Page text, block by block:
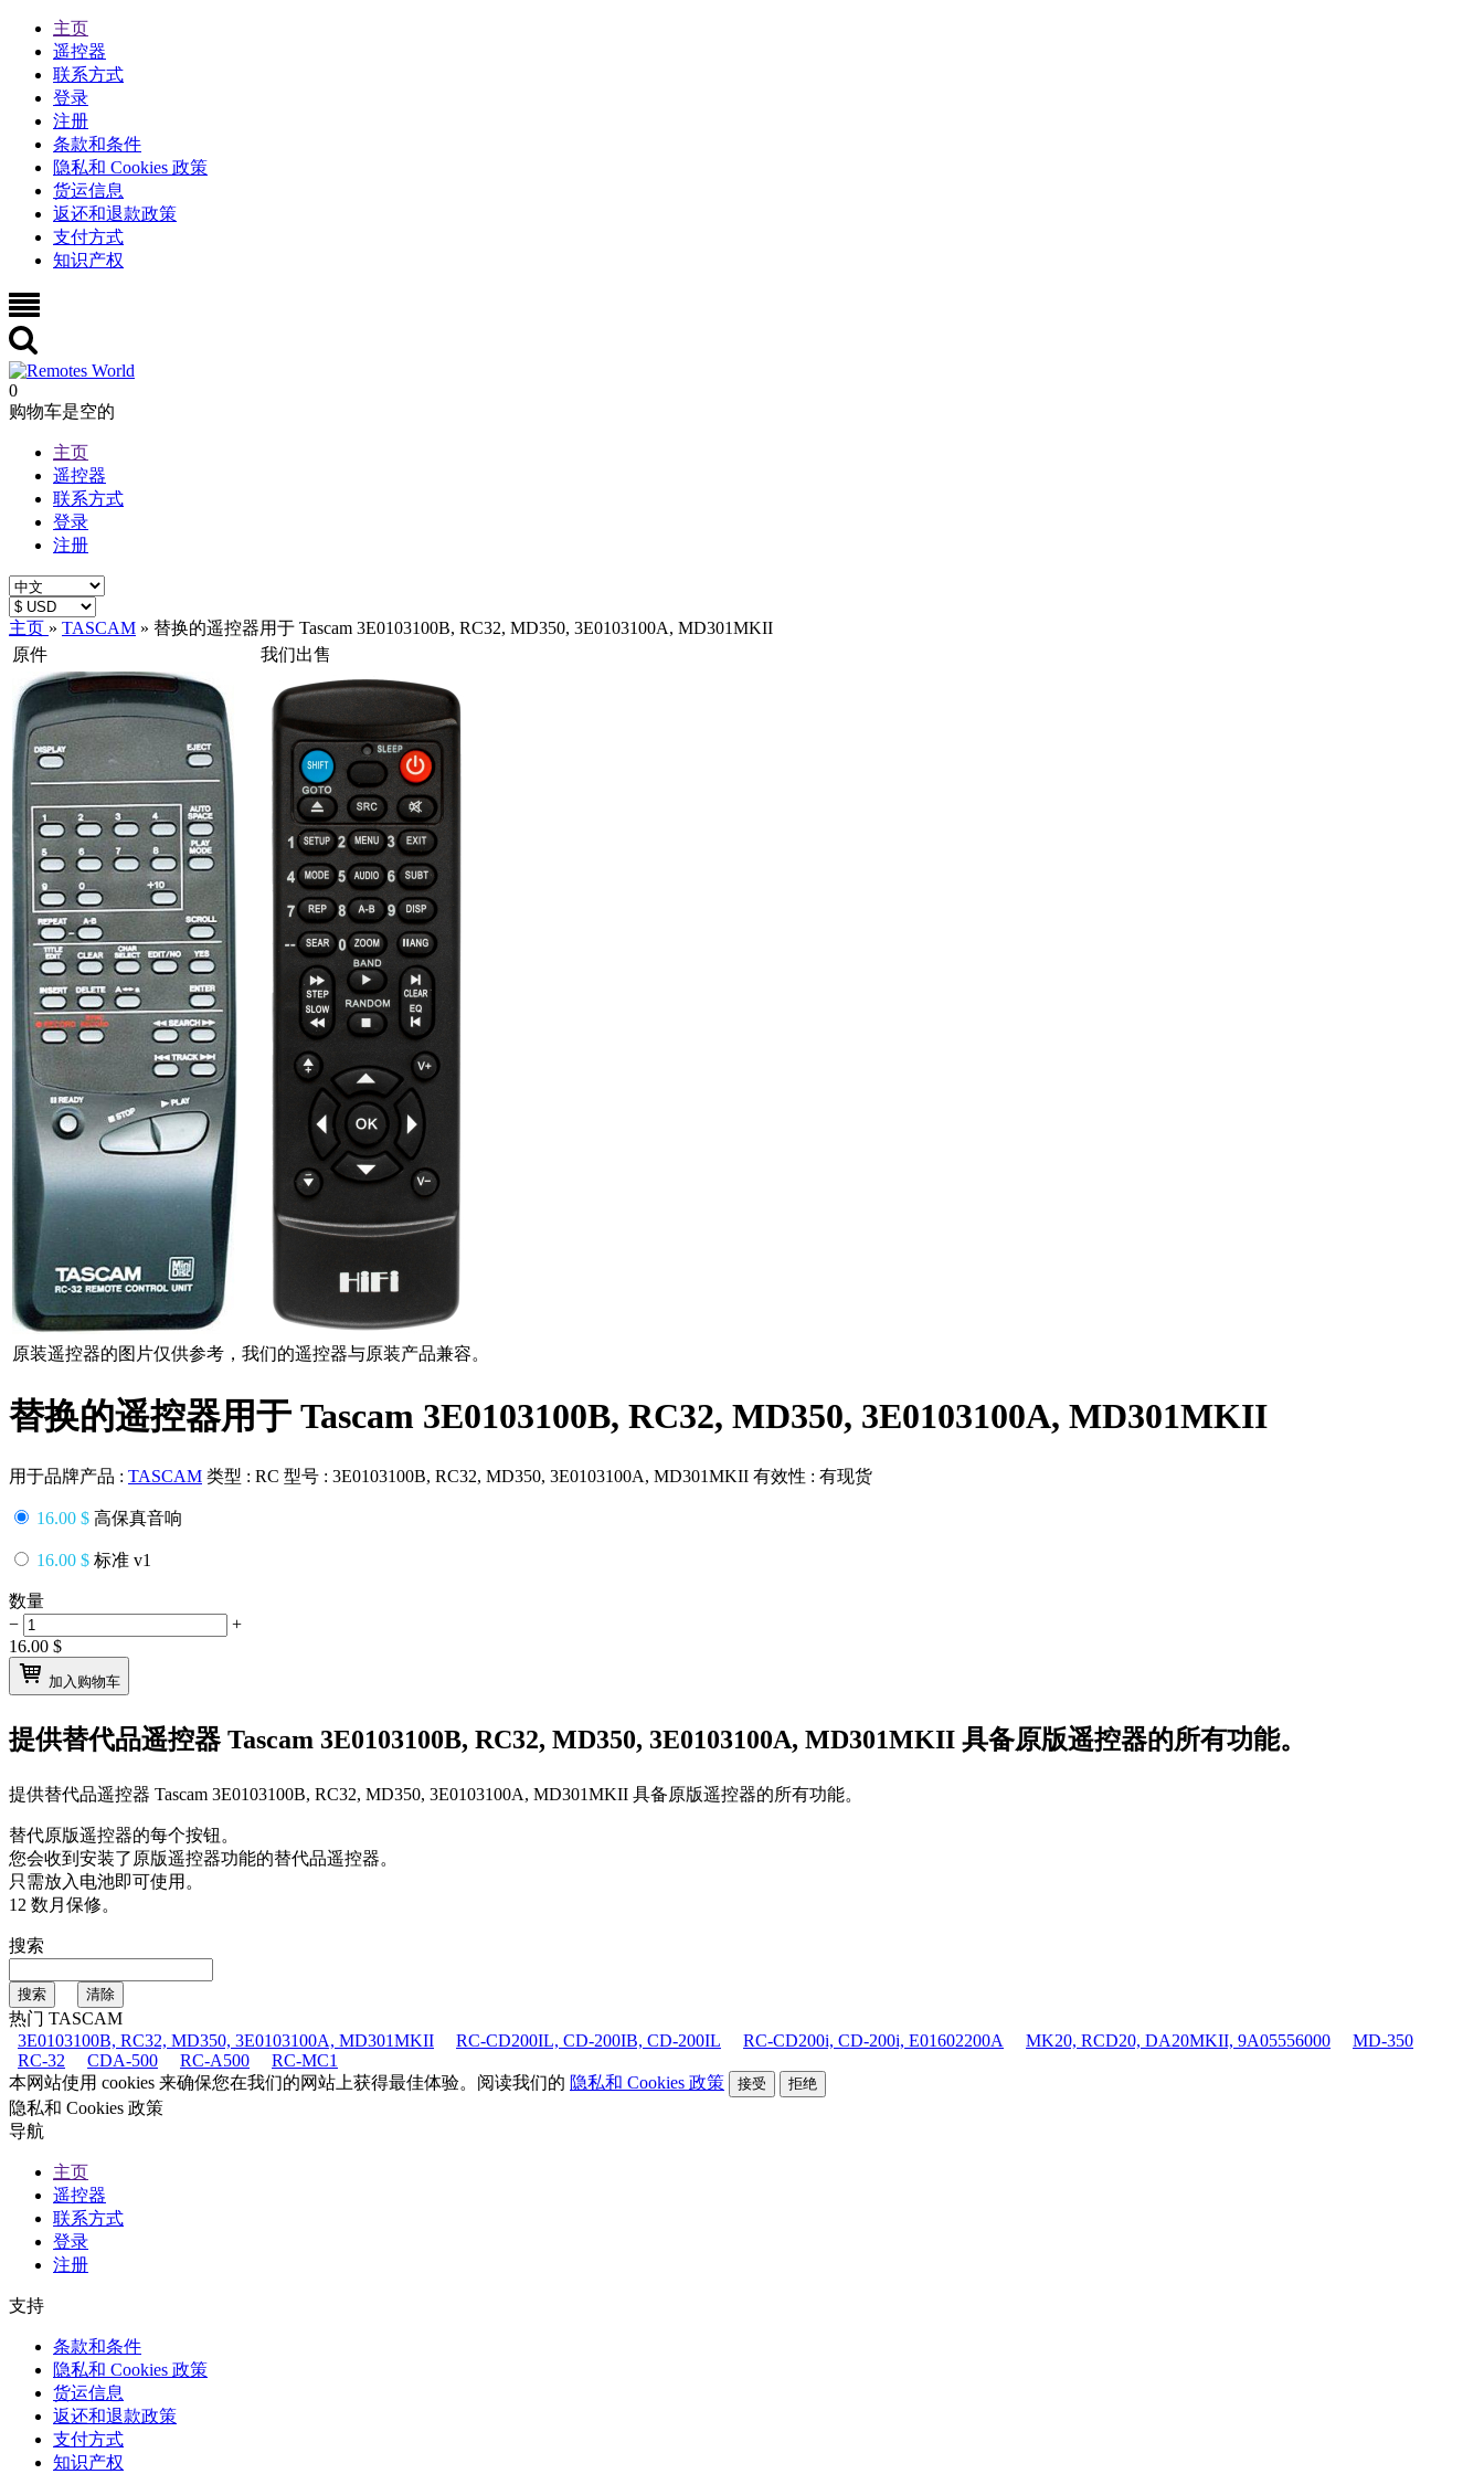
主页
遥控器
联系方式
登录
注册
条款和条件
隐私和 Cookies 政策
货运信息
返还和退款政策
支付方式
知识产权
0
购物车是空的
主页
遥控器
联系方式
登录
注册
主页 » TASCAM » 替换的遥控器用于 Tascam 3E0103100B, RC32, MD350, 3E0103100A, MD301MKII
原件
我们出售
原装遥控器的图片仅供参考，我们的遥控器与原装产品兼容。
替换的遥控器用于 Tascam 3E0103100B, RC32, MD350, 3E0103100A, MD301MKII
用于品牌产品 : TASCAM 类型 : RC 型号 : 3E0103100B, RC32, MD350, 3E0103100A, MD301MKII 有效性 : 有现货
16.00 $ 高保真音响
16.00 $ 标准 v1
数量
−
+
16.00 $
加入购物车
提供替代品遥控器Tascam 3E0103100B, RC32, MD350, 3E0103100A, MD301MKII 具备原版遥控器的所有功能。
提供替代品遥控器 Tascam 3E0103100B, RC32, MD350, 3E0103100A, MD301MKII 具备原版遥控器的所有功能。
替代原版遥控器的每个按钮。
您会收到安装了原版遥控器功能的替代品遥控器。
只需放入电池即可使用。
12 数月保修。
搜索
热门 TASCAM
3E0103100B, RC32, MD350, 3E0103100A, MD301MKII
RC-CD200IL, CD-200IB, CD-200IL RC-CD200i, CD-200i, E01602200A MK20, RCD20, DA20MKII, 9A05556000
MD-350
RC-32
CDA-500 RC-A500
RC-MC1
本网站使用 cookies 来确保您在我们的网站上获得最佳体验。阅读我们的 隐私和 Cookies 政策 接受 拒绝
隐私和 Cookies 政策
导航
主页
遥控器
联系方式
登录
注册
支持
条款和条件
隐私和 Cookies 政策
货运信息
返还和退款政策
支付方式
知识产权